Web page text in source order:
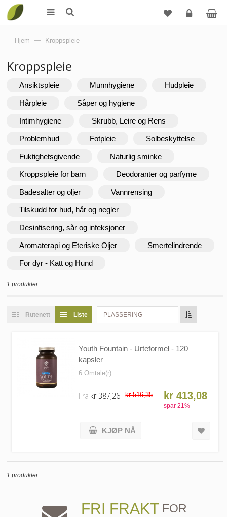
Hjem — Kroppspleie
Kroppspleie
Ansiktspleie Munnhygiene Hudpleie
Hårpleie Såper og hygiene
Intimhygiene Skrubb, Leire og Rens
Problemhud Fotpleie Solbeskyttelse
Fuktighetsgivende Naturlig sminke
Kroppspleie for barn Deodoranter og parfyme
Badesalter og oljer Vannrensing
Tilskudd for hud, hår og negler
Desinfisering, sår og infeksjoner
Aromaterapi og Eteriske Oljer Smertelindrende
For dyr - Katt og Hund
1 produkter
Rutenett Liste PLASSERING
Youth Fountain - Urteformel - 120
kapsler
6 Omtale(r)
kr 516,35 kr 413,08
spar21%
Fra kr 387,26
KJØP NÅ
1 produkter
FRI FRAKTFOR